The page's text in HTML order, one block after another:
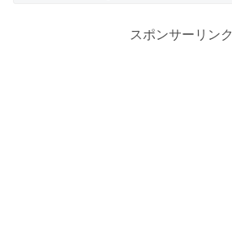
スポンサーリンク